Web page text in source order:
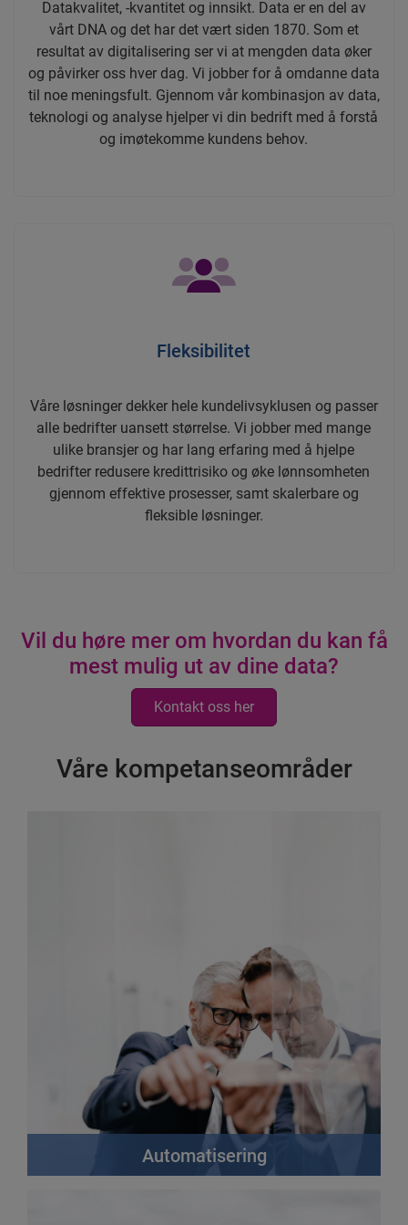
Datakvalitet, -kvantitet og innsikt. Data er en del av
vårt DNA og det har det vært siden 1870. Som et
resultat av digitalisering ser vi at mengden data øker
og påvirker oss hver dag. Vi jobber for å omdanne data
til noe meningsfult. Gjennom vår kombinasjon av data,
teknologi og analyse hjelper vi din bedrift med å forstå
og imøtekomme kundens behov.
Fleksibilitet
Våre løsninger dekker hele kundelivsyklusen og passer
alle bedrifter uansett størrelse. Vi jobber med mange
ulike bransjer og har lang erfaring med å hjelpe
bedrifter redusere kredittrisiko og øke lønnsomheten
gjennom effektive prosesser, samt skalerbare og
fleksible løsninger.
Vil du høre mer om hvordan du kan få
mest mulig ut av dine data?
Kontakt oss her
Våre kompetanseområder
Automatisering